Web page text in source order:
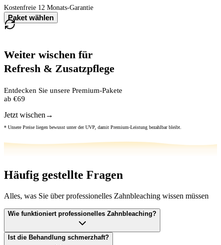
Kostenfreie 12 Monats-Garantie
Paket wählen
Weiter wischen für
Refresh & Zusatzpflege
Entdecken Sie unsere Premium-Pakete
ab €69
Jetzt wischen →
* Unsere Preise liegen bewusst unter der UVP, damit Premium-Leistung bezahlbar bleibt.
Häufig gestellte Fragen
Alles, was Sie über professionelles Zahnbleaching wissen müssen
Wie funktioniert professionelles Zahnbleaching?
Ist die Behandlung schmerzhaft?